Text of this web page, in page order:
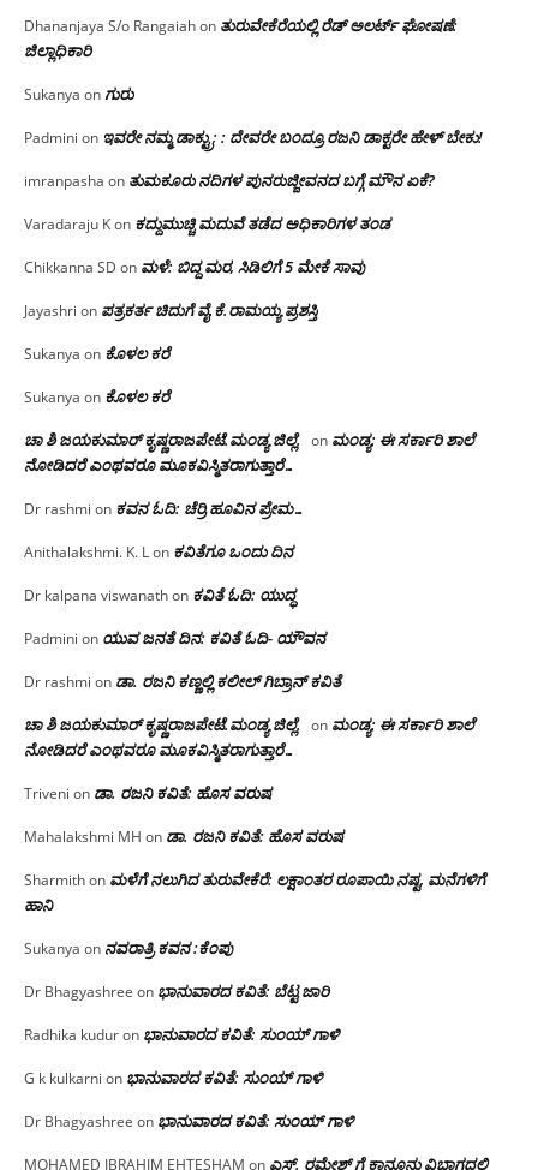
Dhananjaya S/o Rangaiahon ತುರುವೇಕೆರೆಯಲ್ಲಿ ರೆಡ್ ಅಲರ್ಟ್ ಘೋಷಣೆ:
ಜಿಲ್ಲಾಧಿಕಾರಿ
Sukanya onಗುರು
Padmini on ಇವರೇ ನಮ್ಮ ಡಾಕ್ಟ್ರು; : ದೇವರೇ ಬಂದ್ರೂ ರಜನಿ ಡಾಕ್ಟರೇ ಹೇಳ್ ಬೇಕು!
imranpasha on ತುಮಕೂರು ನದಿಗಳ ಪುನರುಜ್ಜೀವನದ ಬಗ್ಗೆ ಮೌನ ಏಕೆ?
Varadaraju Kon ಕದ್ದುಮುಚ್ಚಿ ಮದುವೆ ತಡೆದ ಅಧಿಕಾರಿಗಳ ತಂಡ
Chikkanna SD on ಮಳೆ: ಬಿದ್ದ ಮರ, ಸಿಡಿಲಿಗೆ 5 ಮೇಕೆ ಸಾವು
Jayashri on ಪತ್ರಕರ್ತ ಚಿದುಗೆ ವೈ.ಕೆ.ರಾಮಯ್ಯ ಪ್ರಶಸ್ತಿ
Sukanya on ಕೊಳಲ ಕರೆ
Sukanya on ಕೊಳಲ ಕರೆ
ಚಾ ಶಿ ಜಯಕುಮಾರ್ ಕೃಷ್ಣರಾಜಪೇಟೆ.ಮಂಡ್ಯ ಜಿಲ್ಲೆ. on ಮಂಡ್ಯ: ಈ ಸರ್ಕಾರಿ ಶಾಲೆ
ನೋಡಿದರೆ ಎಂಥವರೂ ಮೂಕವಿಸ್ಮಿತರಾಗುತ್ತಾರೆ…
Dr rashmi on ಕವನ ಓದಿ: ಚೆರ್ರಿ ಹೂವಿನ ಪ್ರೇಮ…
Anithalakshmi. K. Lon ಕವಿತೆಗೂ ಒಂದು ದಿನ
Dr kalpana viswanathon ಕವಿತೆ ಓದಿ: ಯುದ್ಧ
Padmini on ಯುವ ಜನತೆ ದಿನ: ಕವಿತೆ ಓದಿ- ಯೌವನ
Dr rashmi on ಡಾ. ರಜನಿ‌ ಕಣ್ಣಲ್ಲಿ ಕಲೀಲ್ ಗಿಬ್ರಾನ್ ಕವಿತೆ
ಚಾ ಶಿ ಜಯಕುಮಾರ್ ಕೃಷ್ಣರಾಜಪೇಟೆ.ಮಂಡ್ಯ ಜಿಲ್ಲೆ. on ಮಂಡ್ಯ: ಈ ಸರ್ಕಾರಿ ಶಾಲೆ
ನೋಡಿದರೆ ಎಂಥವರೂ ಮೂಕವಿಸ್ಮಿತರಾಗುತ್ತಾರೆ…
Triveni on ಡಾ. ರಜನಿ ಕವಿತೆ: ಹೊಸ ವರುಷ
Mahalakshmi MH on ಡಾ. ರಜನಿ ಕವಿತೆ: ಹೊಸ ವರುಷ
Sharmithon ಮಳೆಗೆ ನಲುಗಿದ ತುರುವೇಕೆರೆ: ಲಕ್ಷಾಂತರ ರೂಪಾಯಿ ನಷ್ಟ, ಮನೆಗಳಿಗೆ
ಹಾನಿ
Sukanya on ನವರಾತ್ರಿ ಕವನ :ಕೆಂಪು
Dr Bhagyashree on ಭಾನುವಾರದ ಕವಿತೆ: ಬೆಟ್ಟ ಜಾರಿ
Radhika kuduron ಭಾನುವಾರದ ಕವಿತೆ: ಸುಂಯ್ ಗಾಳಿ
G k kulkarni on ಭಾನುವಾರದ ಕವಿತೆ: ಸುಂಯ್ ಗಾಳಿ
Dr Bhagyashree on ಭಾನುವಾರದ ಕವಿತೆ: ಸುಂಯ್ ಗಾಳಿ
MOHAMED IBRAHIM EHTESHAM on ಎಸ್. ರಮೇಶ್ ಗೆ ಕಾನೂನು ವಿಭಾಗದಲ್ಲಿ